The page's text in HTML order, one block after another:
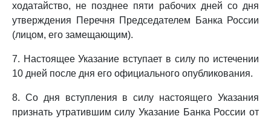
ходатайство, не позднее пяти рабочих дней со дня
утверждения Перечня Председателем Банка России
(лицом, его замещающим).
7. Настоящее Указание вступает в силу по истечении
10 дней после дня его официального опубликования.
8. Со дня вступления в силу настоящего Указания
признать утратившим силу Указание Банка России от